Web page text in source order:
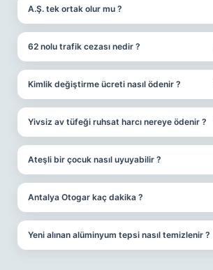
A.Ş. tek ortak olur mu ?
62 nolu trafik cezası nedir ?
Kimlik değiştirme ücreti nasıl ödenir ?
Yivsiz av tüfeği ruhsat harcı nereye ödenir ?
Ateşli bir çocuk nasıl uyuyabilir ?
Antalya Otogar kaç dakika ?
Yeni alınan alüminyum tepsi nasıl temizlenir ?